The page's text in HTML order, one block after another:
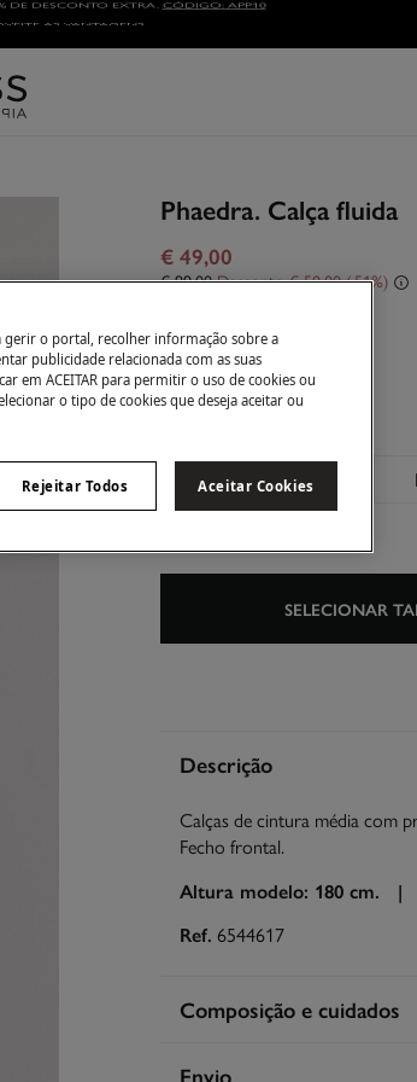
AS VANTAGENS
Phaedra. Calça fluida
€ 49,00
€ 99,00 Desconto € 50,00 51
Côr: Subiu
XS
S
SELECIONAR
Descrição
Calças de cintura média com
Fecho frontal.
Altura modelo: 180 cm. |
Ref. 6544617
Composição e cuidados
Composição
Envio
gerir o portal, recolher informação sobre a
publicidade relacionada com as suas
em ACEITAR para permitir o uso de cookies ou
o tipo de cookies que deseja aceitar ou
Rejeitar Todos Aceitar Cookies